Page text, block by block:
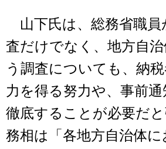
山下氏は、総務省職員
査だけでなく、地方自
う調査についても、納
力を得る努力や、事前
徹底することが必要だ
務相は「各地方自治体